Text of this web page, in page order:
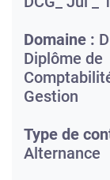
Domaine :
Diplôme de
Gestion
Type de
Alternance